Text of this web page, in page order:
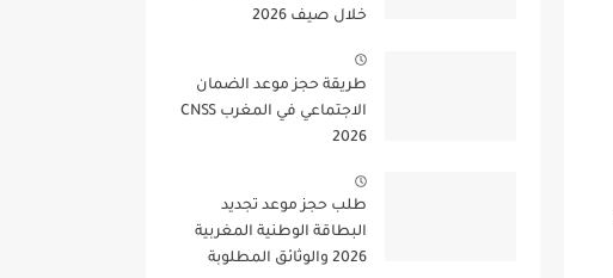
خلال صيف 2026
طريقة حجز موعد الضمان
الاجتماعي في المغرب CNSS
2026
طلب حجز موعد تجديد
البطاقة الوطنية المغربية
2026 والوثائق المطلوبة